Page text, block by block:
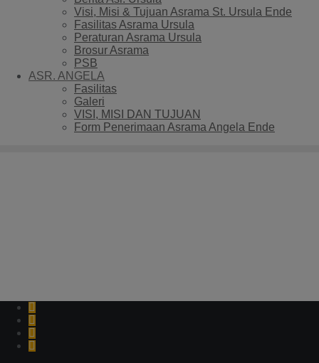
Visi, Misi & Tujuan Asrama St. Ursula Ende
Fasilitas Asrama Ursula
Peraturan Asrama Ursula
Brosur Asrama
PSB
ASR. ANGELA
Fasilitas
Galeri
VISI, MISI DAN TUJUAN
Form Penerimaan Asrama Angela Ende